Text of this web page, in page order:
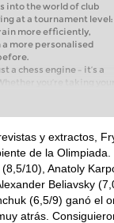
into the world of club
at a tournament level:
more efficiently,
more personalised
a chess engine – it’s a
you’re taking your
of club chess, or
level: with FRITZ, you
intelligently and with a
than ever before.
y extractos,
de la Olimpiada.
10), Anatoly
Beliavsky
(6,5/9) ganó el
atrás.